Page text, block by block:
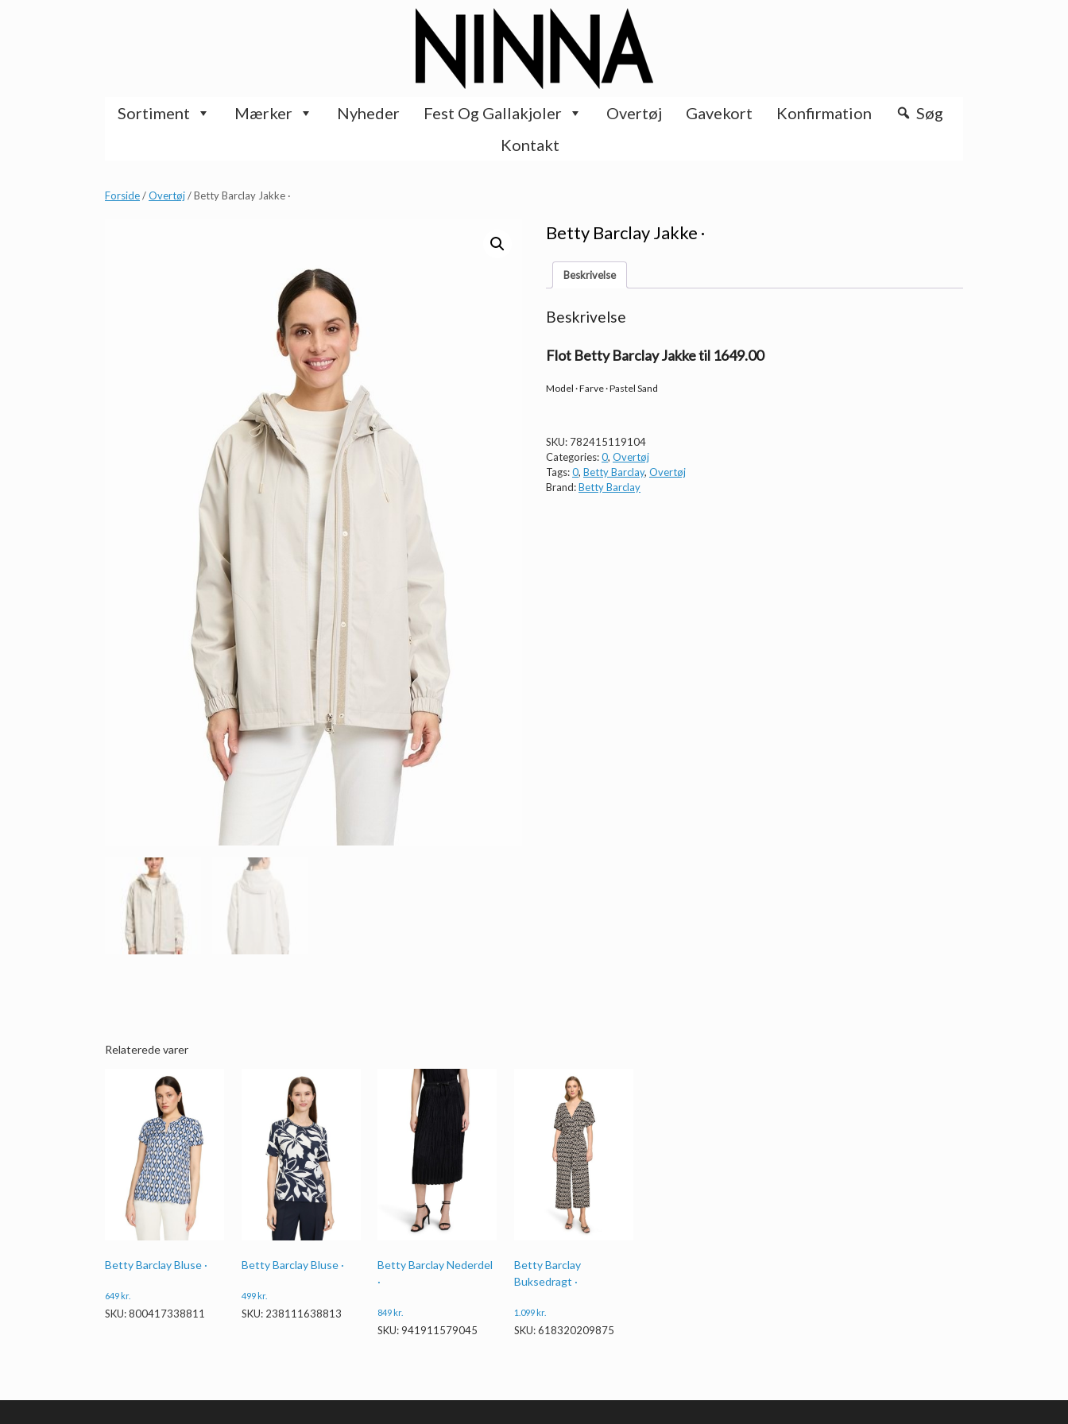
Sortiment Mærker Nyheder Fest Og Gallakjoler Overtøj Gavekort Konfirmation
Søg
Kontakt
Forside/Overtøj/ Betty Barclay Jakke ·
Betty Barclay Jakke ·
Beskrivelse
Beskrivelse
Flot Betty Barclay Jakke til 1649.00
Model · Farve · Pastel Sand
SKU: 782415119104
Categories:0, Overtøj
Tags:0, Betty Barclay, Overtøj
Brand:Betty Barclay
Relaterede varer
Betty Barclay Bluse ·
649kr.
SKU: 800417338811
Betty Barclay Bluse ·
499kr.
SKU: 238111638813
Betty Barclay Nederdel
·
849kr.
SKU: 941911579045
Betty Barclay
Buksedragt ·
1.099kr.
SKU: 618320209875